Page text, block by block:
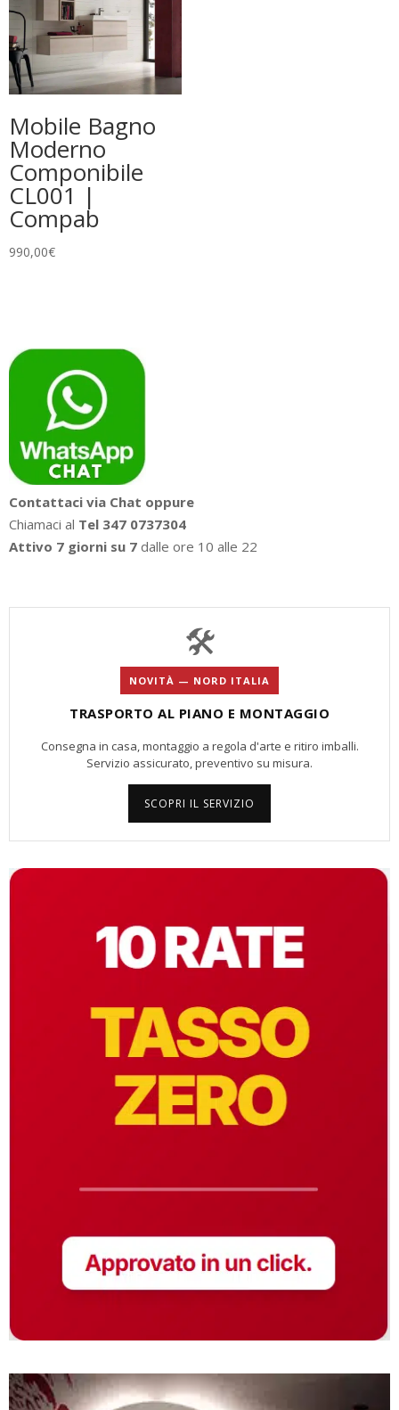
Mobile Bagno
Moderno
Componibile
CL001 |
Compab
990,00€
Contattaci via Chat oppure
Chiamaci al Tel 347 0737304
Attivo 7 giorni su 7 dalle ore 10 alle 22
🛠️
NOVITÀ — NORD ITALIA
TRASPORTO AL PIANO E MONTAGGIO
Consegna in casa, montaggio a regola d'arte e ritiro imballi.
Servizio assicurato, preventivo su misura.
SCOPRI IL SERVIZIO